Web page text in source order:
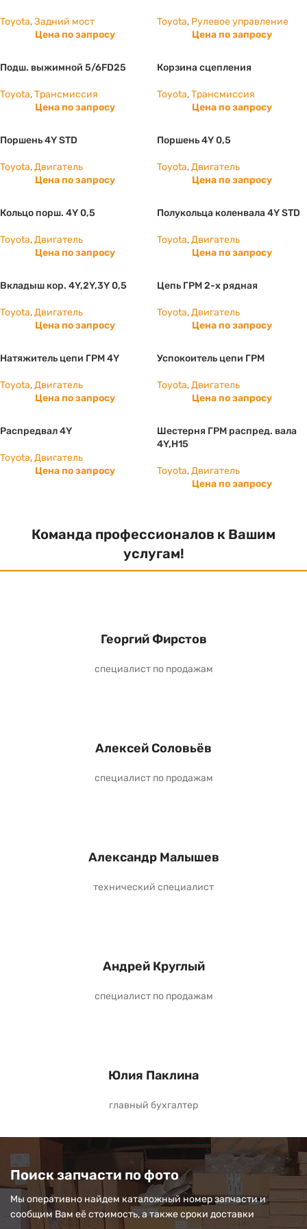
Toyota,Задний мост
Цена по запросу
Toyota, Рулевое управление
Цена по запросу
Подш. выжимной 5/6FD25
Toyota,Трансмиссия
Цена по запросу
Корзина сцепления
Toyota,Трансмиссия
Цена по запросу
Поршень 4Y STD
Toyota,Двигатель
Цена по запросу
Поршень 4Y 0,5
Toyota,Двигатель
Цена по запросу
Кольцо порш. 4Y 0,5
Toyota,Двигатель
Цена по запросу
Полукольца коленвала 4Y STD
Toyota,Двигатель
Цена по запросу
Вкладыш кор. 4Y,2Y,3Y 0,5
Toyota,Двигатель
Цена по запросу
Цепь ГРМ 2-х рядная
Toyota,Двигатель
Цена по запросу
Натяжитель цепи ГРМ 4Y
Toyota,Двигатель
Цена по запросу
Успокоитель цепи ГРМ
Toyota,Двигатель
Цена по запросу
Распредвал 4Y
Toyota,Двигатель
Цена по запросу
Шестерня ГРМ распред. вала
4Y,H15
Toyota,Двигатель
Цена по запросу
Команда профессионалов к Вашим
услугам!
Георгий Фирстов
специалист по продажам
Алексей Соловьёв
специалист по продажам
Александр Малышев
технический специалист
Андрей Круглый
специалист по продажам
Юлия Паклина
главный бухгалтер
Поиск запчасти по фото
Мы оперативно найдем каталожный номер запчасти и
сообщим Вам её стоимость, а также сроки доставки